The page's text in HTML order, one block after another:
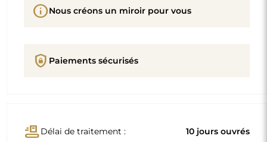
infoNous créons un miroir pour vous
shield_lock Paiements sécurisés
conveyor_beltDélai de traitement : 10 jours ouvrés